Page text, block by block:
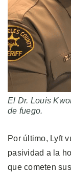
El Dr. Louis
de fuego.
Por último, Lyft
pasividad a la
que cometen